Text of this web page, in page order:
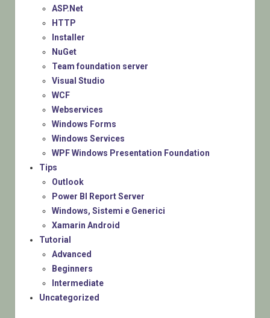
ASP.Net
HTTP
Installer
NuGet
Team foundation server
Visual Studio
WCF
Webservices
Windows Forms
Windows Services
WPF Windows Presentation Foundation
Tips
Outlook
Power BI Report Server
Windows, Sistemi e Generici
Xamarin Android
Tutorial
Advanced
Beginners
Intermediate
Uncategorized